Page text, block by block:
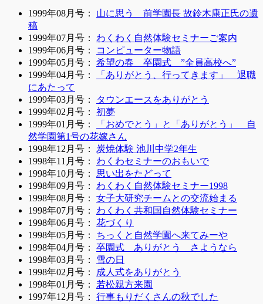
1999年08月号： 山に思う 前学園長 故鈴木康正氏の遺
稿
1999年07月号： わくわく自然体験セミナーご案内
1999年06月号：
コンピューター物語
1999年05月号： 希望の春 卒園式 ”全員高校へ”
1999年04月号：
「ありがとう、行ってきます」 退職
にあたって
1999年03月号：
タウンエースをありがとう
1999年02月号： 初夢
1999年01月号：
「おめでとう」と「ありがとう」 自
然学園第1号の花嫁さん
1998年12月号： 炭焼体験 池川中学2年生
1998年11月号： わくわセミナーのおもいで
1998年10月号： 思い出をたどって
1998年09月号： わくわく自然体験セミナー1998
1998年08月号： 女子大研究チームとの交流始まる
1998年07月号： わくわく共和国自然体験セミナー
1998年06月号： 花づくり
1998年05月号： ちっくと自然学園へ来てみーや
1998年04月号： 卒園式 ありがとう さようなら
1998年03月号： 雪の日
1998年02月号：
成人式をありがとう
1998年01月号： 若松親方来園
1997年12月号： 行事もりだくさんの秋でした